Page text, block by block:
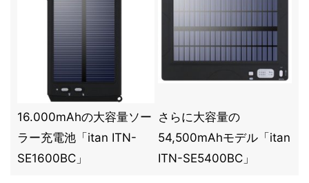
16.000mAhの大容量ソー
ラー充電池「itan ITN-
SE1600BC」
さらに大容量の
54,500mAhモデル「itan
ITN-SE5400BC」